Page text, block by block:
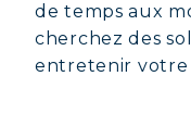
de temps aux
cherchez des
entretenir votre